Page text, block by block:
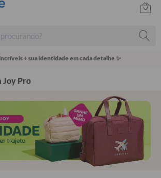
+ sua identidade em cada detalhe ✨
Joy Pro